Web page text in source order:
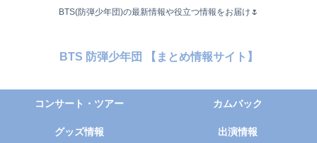
BTS(防弾少年団)の最新情報や役立つ情報をお届け🌷
BTS 防弾少年団 【まとめ情報サイト】
コンサート・ツアー カムバック
グッズ情報 出演情報